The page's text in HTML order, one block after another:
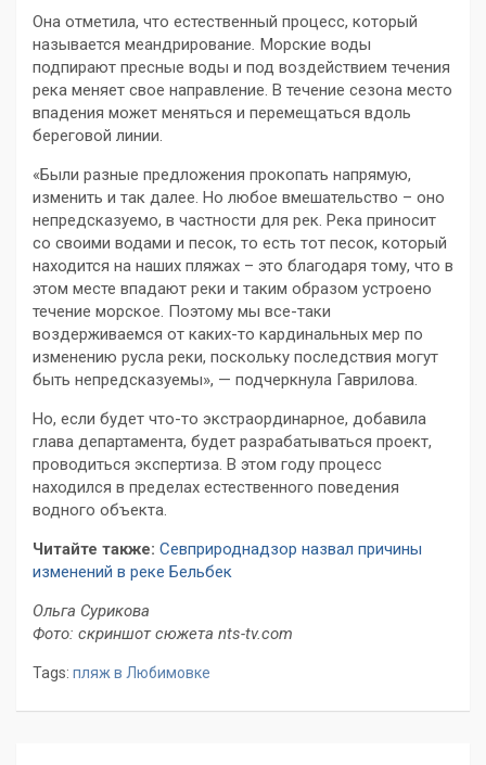
Она отметила, что естественный процесс, который
называется меандрирование. Морские воды
подпирают пресные воды и под воздействием течения
река меняет свое направление. В течение сезона место
впадения может меняться и перемещаться вдоль
береговой линии.
«Были разные предложения прокопать напрямую,
изменить и так далее. Но любое вмешательство – оно
непредсказуемо, в частности для рек. Река приносит
со своими водами и песок, то есть тот песок, который
находится на наших пляжах – это благодаря тому, что в
этом месте впадают реки и таким образом устроено
течение морское. Поэтому мы все-таки
воздерживаемся от каких-то кардинальных мер по
изменению русла реки, поскольку последствия могут
быть непредсказуемы», — подчеркнула Гаврилова.
Но, если будет что-то экстраординарное, добавила
глава департамента, будет разрабатываться проект,
проводиться экспертиза. В этом году процесс
находился в пределах естественного поведения
водного объекта.
Читайте также: Севприроднадзор назвал причины
изменений в реке Бельбек
Ольга Сурикова
Фото: скриншот сюжета nts-tv.com
Tags: пляж в Любимовке